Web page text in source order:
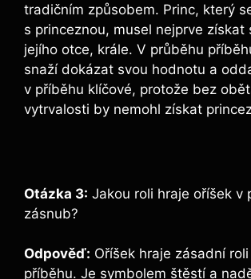
tradičním způsobem. Princ, který
s princeznou, musel nejprve získat
jejího otce, krále. V průběhu
snaží dokázat svou hodnotu a
v příběhu klíčové, protože bez
vytrvalosti by nemohl získat
Otázka 3: Jakou roli hraje oříšek v
zásnub?
Odpověď: Oříšek hraje zásadní
příběhu. Je symbolem štěstí a